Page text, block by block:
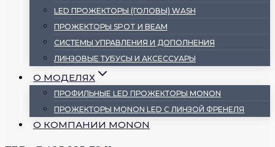
LED ПРОЖЕКТОРЫ (ГОЛОВЫ) WASH
ПРОЖЕКТОРЫ SPOT И BEAM
СИСТЕМЫ УПРАВЛЕНИЯ И ДОПОЛНЕНИЯ
ЛИНЗОВЫЕ ТУБУСЫ И АКСЕССУАРЫ
О МОДЕЛЯХ
ПРОФИЛЬНЫЕ LED ПРОЖЕКТОРЫ MONON
ПРОЖЕКТОРЫ MONON LED С ЛИНЗОЙ ФРЕНЕЛЯ
О КОМПАНИИ MONON